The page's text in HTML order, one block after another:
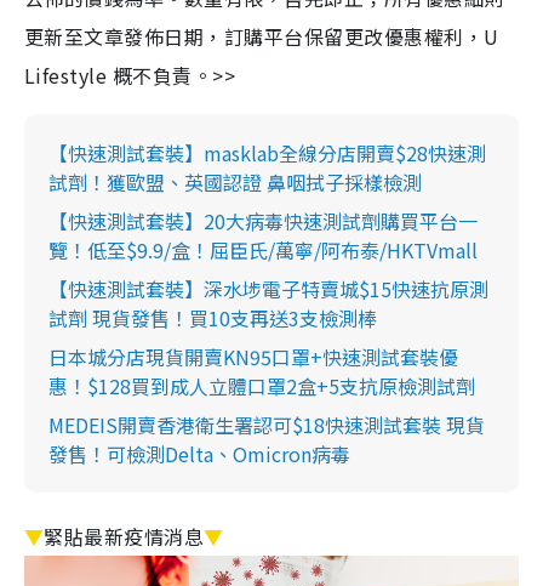
更新至文章發佈日期，訂購平台保留更改優惠權利，U
Lifestyle 概不負責。>>
【快速測試套裝】masklab全線分店開賣$28快速測
試劑！獲歐盟、英國認證 鼻咽拭子採樣檢測
【快速測試套裝】20大病毒快速測試劑購買平台一
覽！低至$9.9/盒！屈臣氏/萬寧/阿布泰/HKTVmall
【快速測試套裝】深水埗電子特賣城$15快速抗原測
試劑 現貨發售！買10支再送3支檢測棒
日本城分店現貨開賣KN95口罩+快速測試套裝優
惠！$128買到成人立體口罩2盒+5支抗原檢測試劑
MEDEIS開賣香港衛生署認可$18快速測試套裝 現貨
發售！可檢測Delta、Omicron病毒
▼緊貼最新疫情消息▼